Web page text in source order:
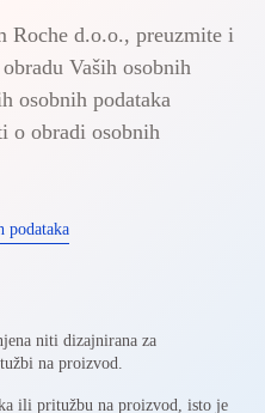
Roche d.o.o., preuzmite i
Vaših osobnih
osobnih podataka
o obradi osobnih
podataka
niti dizajnirana za
na proizvod.
ili pritužbu na proizvod, isto je